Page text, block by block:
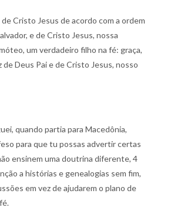
Cristo Jesus de acordo com a ordem
e de Cristo Jesus, nossa
um verdadeiro filho na fé: graça,
de Deus Pai e de Cristo Jesus, nosso
quando partia para Macedônia,
para que tu possas advertir certas
ensinem uma doutrina diferente, 4
a histórias e genealogias sem fim,
em vez de ajudarem o plano de